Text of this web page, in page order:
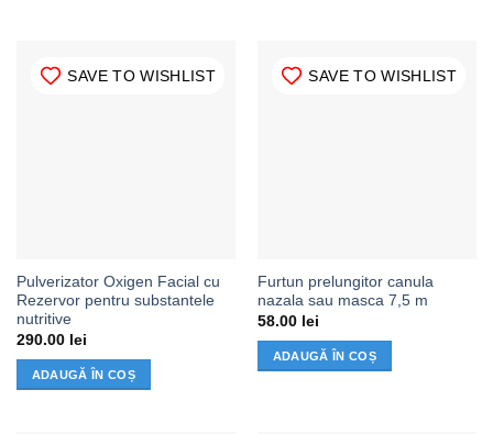
SAVE TO WISHLIST
Pulverizator Oxigen Facial cu
Rezervor pentru substantele
nutritive
290.00 lei
ADAUGĂ ÎN COȘ
SAVE TO WISHLIST
Furtun prelungitor canula
nazala sau masca 7,5 m
58.00 lei
ADAUGĂ ÎN COȘ